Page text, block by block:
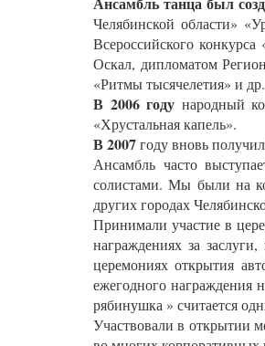
Челябинской области»
Всероссийского
Оскал, дипломатом
«Ритмы тысячелетия» и др.
В 2006 году народный
«Хрустальная капель».
В 2007году вновь
Ансамбль часто
солистами. Мы были на
других городах
Принимали участие в
награждениях за
церемониях открытия
ежегодного
рябинушка » считается
Участвовали в открытии